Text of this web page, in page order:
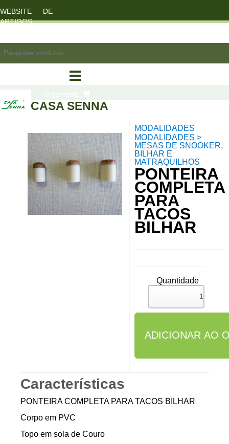
WEBSITE DE
ARTIGOS
CASA SENNA
MODALIDADES
MODALIDADES >
MESAS DE SNOOKER,
BILHAR E
MATRAQUILHOS
PONTEIRA
COMPLETA
PARA
TACOS
BILHAR
Quantidade
Características
PONTEIRA COMPLETA PARA TACOS BILHAR
Corpo em PVC
Topo em sola de Couro